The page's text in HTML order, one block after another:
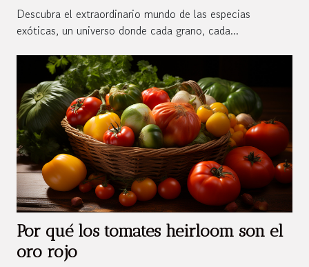
Descubra el extraordinario mundo de las especias
exóticas, un universo donde cada grano, cada...
Por qué los tomates heirloom son el
oro rojo